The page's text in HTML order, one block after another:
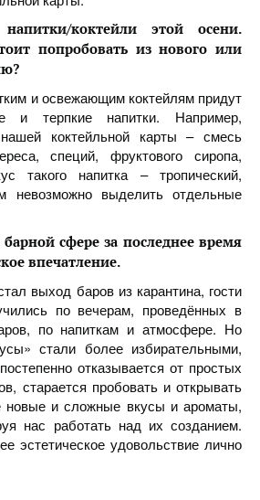
коктейли этой осени.
попробовать из нового или
?
и освежающим коктейлям придут
и терпкие напитки. Например,
коктейльной карты – смесь
специй, фруктового сиропа,
такого напитка – тропический,
невозможно выделить отдельные
сфере за последнее время
впечатление.
выход баров из карантина, гости
по вечерам, проведённых в
по напиткам и атмосфере. Но
стали более избирательными,
отказывается от простых
старается пробовать и открывать
новые и сложные вкусы и ароматы,
нас работать над их созданием.
эстетическое удовольствие лично